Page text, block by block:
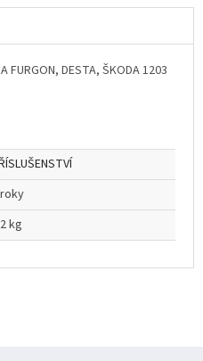
DESTA, ŠKODA 1203
kg